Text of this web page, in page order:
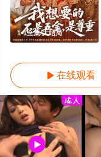
1-1全集/大结局
 在线观看